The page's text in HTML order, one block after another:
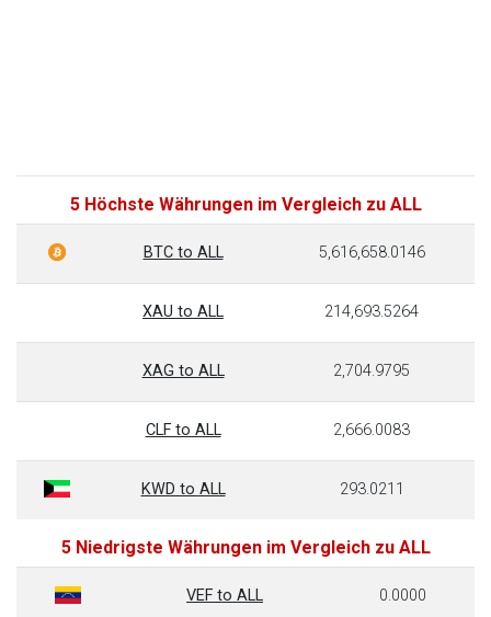
5 Höchste Währungen im Vergleich zu ALL
BTC to ALL 5,616,658.0146
XAU to ALL 214,693.5264
XAG to ALL 2,704.9795
CLF to ALL 2,666.0083
KWD to ALL 293.0211
5 Niedrigste Währungen im Vergleich zu ALL
VEF to ALL 0.0000